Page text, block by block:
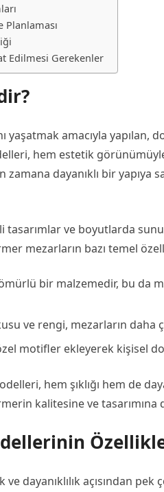
Planlaması
Edilmesi Gerekenler
yaşatmak amacıyla yapılan,
hem estetik görünümüyle
dayanıklı bir yapıya
tasarımlar ve boyutlarda
mezarların bazı temel
bir malzemedir, bu da
ve rengi, mezarların daha
motifler ekleyerek kişisel
hem şıklığı hem de
kalitesine ve
dayanıklılık açısından pek